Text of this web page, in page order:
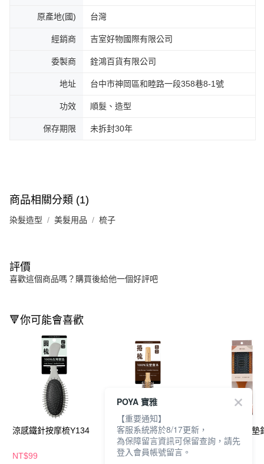
原產地(國) 台灣
經銷商 吉室好物國際有限公司
委製商 銓鴻百貨有限公司
地址 台中市神岡區和睦路一段358巷8-1號
功效 順髮、造型
保存期限 未拆封30年
商品相關分類 (1)
染髮造型 美髮用品 梳子
評價
喜歡這個商品嗎？購買後給他一個好評吧
🔻你可能會喜歡
涼感鐵針按摩梳Y134
NT$99
雙針捲梳X1
NT$129
Miro.lu 原木氣墊
POYA 寶雅
【重要通知】
客服系統將於8/17更新，
為保障留言資訊可保留查詢，請先
登入會員帳號留言。